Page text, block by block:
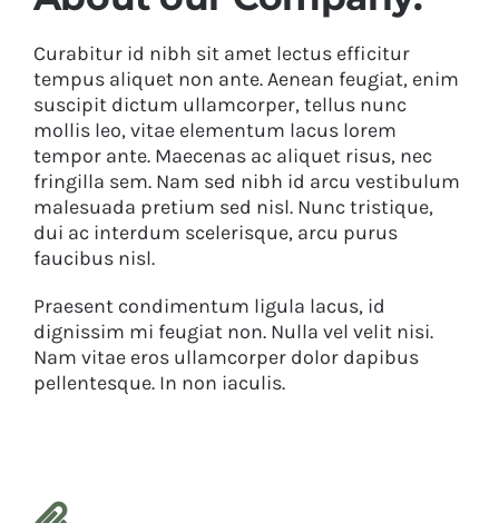
Curabitur id nibh sit amet lectus efficitur
tempus aliquet non ante. Aenean feugiat, enim
suscipit dictum ullamcorper, tellus nunc
mollis leo, vitae elementum lacus lorem
tempor ante. Maecenas ac aliquet risus, nec
fringilla sem. Nam sed nibh id arcu vestibulum
malesuada pretium sed nisl. Nunc tristique,
dui ac interdum scelerisque, arcu purus
faucibus nisl.
Praesent condimentum ligula lacus, id
dignissim mi feugiat non. Nulla vel velit nisi.
Nam vitae eros ullamcorper dolor dapibus
pellentesque. In non iaculis.